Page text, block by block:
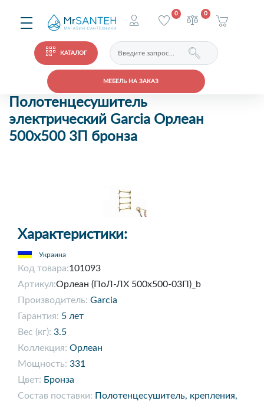
КАТАЛОГ
МЕБЕЛЬ НА ЗАКАЗ
0 0
Полотенцесушитель
электрический Garcia Орлеан
500х500 3П бронза
Характеристики:
Украина
Код товара:101093
Артикул:Орлеан (ПоЛ-ЛХ 500х500-03П)_b
Производитель: Garcia
Гарантия: 5 лет
Вес (кг): 3.5
Коллекция: Орлеан
Мощность: 331
Цвет: Бронза
Состав поставки: Полотенцесушитель, крепления,